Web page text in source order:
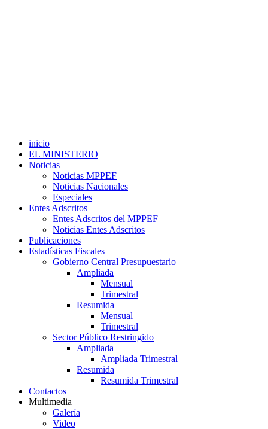
inicio
EL MINISTERIO
Noticias
Noticias MPPEF
Noticias Nacionales
Especiales
Entes Adscritos
Entes Adscritos del MPPEF
Noticias Entes Adscritos
Publicaciones
Estadísticas Fiscales
Gobierno Central Presupuestario
Ampliada
Mensual
Trimestral
Resumida
Mensual
Trimestral
Sector Público Restringido
Ampliada
Ampliada Trimestral
Resumida
Resumida Trimestral
Contactos
Multimedia
Galería
Video